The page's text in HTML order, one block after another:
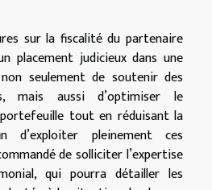
sur la fiscalité du partenaire
placement judicieux dans une
seulement de soutenir des
mais aussi d’optimiser le
tout en réduisant la
d’exploiter pleinement ces
de solliciter l’expertise
qui pourra détailler les